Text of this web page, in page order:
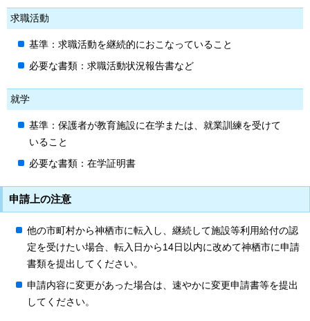
求職活動
基準：求職活動を継続的におこなっていること
必要な書類：求職活動状況報告書など
就学
基準：保護者が教育施設に在学または、就業訓練を受けて
いること
必要な書類：在学証明書
申請上の注意
他の市町村から神栖市に転入し、継続して施設等利用給付の認
定を受けたい場合、転入日から14日以内に改めて神栖市に申請
書類を提出してください。
申請内容に変更があった場合は、速やかに変更申請書等を提出
してください。